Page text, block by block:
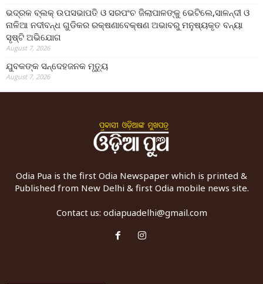
ଭଦ୍ରକ ବ୍ଲକ୍ ଉପସଭାପତି ଓ ସରପଂଚ ଜିଲାପାଳଙ୍କୁ ଭେଟିଲେ,ସାଳନ୍ଦୀ ଓ
ନାଳିଆ ନଦୀବନ୍ଧ ଗୁଡିକର ରକ୍ଷଣାବେକ୍ଷଣ ଅଭାବରୁ ମନୁଷ୍ୟକୃତ ବନ୍ୟା
ସୃଷ୍ଟି ଅଭିଯୋଗ
August 7, 2026
ଯୁବକଙ୍କ ସନ୍ଦେହଜନକ ମୃତ୍ୟୁ
August 7, 2026
Odia Pua is the first Odia Newspaper which is printed &
Published from New Delhi & first Odia mobile news site.
Contact us: odiapuadelhi@gmail.com